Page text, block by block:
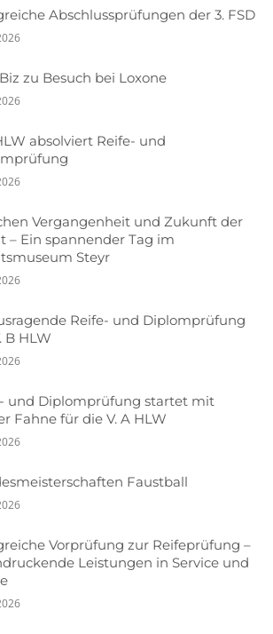
Abschlussprüfungen der 3. FSD
zu Besuch bei Loxone
absolviert Reife- und
Vergangenheit und Zukunft der
– Ein spannender Tag im
Steyr
Reife- und Diplomprüfung
B HLW
und Diplomprüfung startet mit
Fahne für die V. A HLW
Faustball
Vorprüfung zur Reifeprüfung –
Leistungen in Service und